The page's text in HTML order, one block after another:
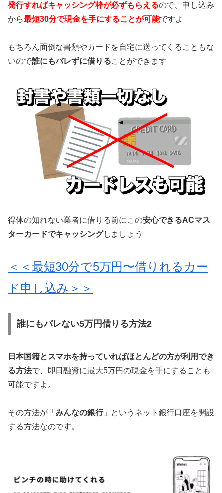
発行すればキャッシング枠が必ずもらえるので、申し込み
から最短30分で現金を手にすることが可能ですよ
もちろん面倒な書類やカードを自宅に送ってくることもな
いので誰にもバレずに借りることができます
得体の知れない業者に借りる前にこの安心できるACマス
ターカードでキャッシングしましょう
＜＜最短30分で5万円〜借りれるカー
ド申し込み＞＞
誰にもバレない5万円借りる方法2
日本国籍とスマホを持っていればほとんどの方が利用でき
る方法で、即日融資に最大5万円の現金を手にすることも
可能ですよ。
その方法が「 みんなの銀行」というネット銀行口座を開設
する方法なのです。